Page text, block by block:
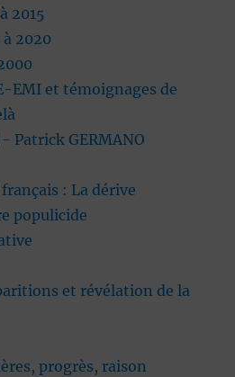
2015
2020
EMI et témoignages de
Patrick GERMANO
: La dérive
populicide
et révélation de la
progrès, raison